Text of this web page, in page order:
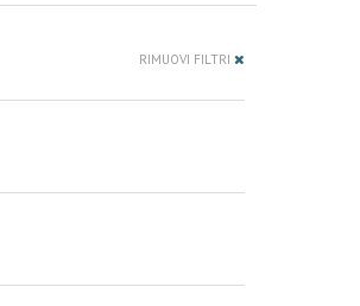
RIMUOVI FILTRI